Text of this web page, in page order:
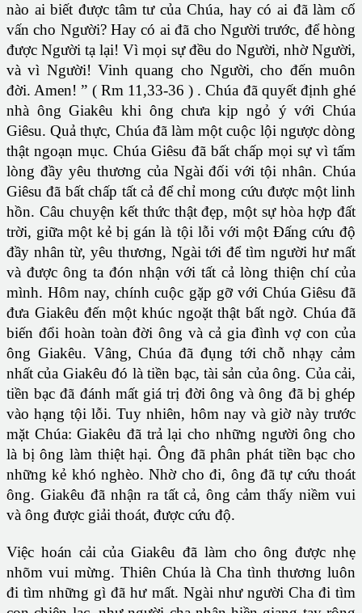
nào ai biết được tâm tư của Chúa, hay có ai đã làm cố
vấn cho Người? Hay có ai đã cho Người trước, để hòng
được Người tạ lại! Vì mọi sự đều do Người, nhờ Người,
và vì Người! Vinh quang cho Người, cho đến muôn
đời. Amen! ” ( Rm 11,33-36 ) . Chúa đã quyết định ghé
nhà ông Giakêu khi ông chưa kịp ngỏ ý với Chúa
Giêsu. Quả thực, Chúa đã làm một cuộc lội ngược dòng
thật ngoạn mục. Chúa Giêsu đã bất chấp mọi sự vì tấm
lòng đầy yêu thương của Ngài đối với tội nhân. Chúa
Giêsu đã bất chấp tất cả để chỉ mong cứu được một linh
hồn. Câu chuyện kết thức thật đẹp, một sự hòa hợp đất
trời, giữa một kẻ bị gán là tội lỗi với một Đấng cứu độ
đầy nhân từ, yêu thương, Ngài tới để tìm người hư mất
và được ông ta đón nhận với tất cả lòng thiện chí của
mình. Hôm nay, chính cuộc gặp gỡ với Chúa Giêsu đã
đưa Giakêu đến một khúc ngoặt thật bất ngờ. Chúa đã
biến đổi hoàn toàn đời ông và cả gia đình vợ con của
ông Giakêu. Vâng, Chúa đã đụng tới chỗ nhạy cảm
nhất của Giakêu đó là tiền bạc, tài sản của ông. Của cải,
tiền bạc đã đánh mất giá trị đời ông và ông đã bị ghép
vào hạng tội lỗi. Tuy nhiên, hôm nay và giờ này trước
mặt Chúa: Giakêu đã trả lại cho những người ông cho
là bị ông làm thiệt hại. Ông đã phân phát tiền bạc cho
những kẻ khó nghèo. Nhờ cho đi, ông đã tự cứu thoát
ông. Giakêu đã nhận ra tất cả, ông cảm thấy niềm vui
và ông được giải thoát, được cứu độ.
Việc hoán cải của Giakêu đã làm cho ông được nhẹ
nhõm vui mừng. Thiên Chúa là Cha tình thương luôn
đi tìm những gì đã hư mất. Ngài như người Cha đi tìm